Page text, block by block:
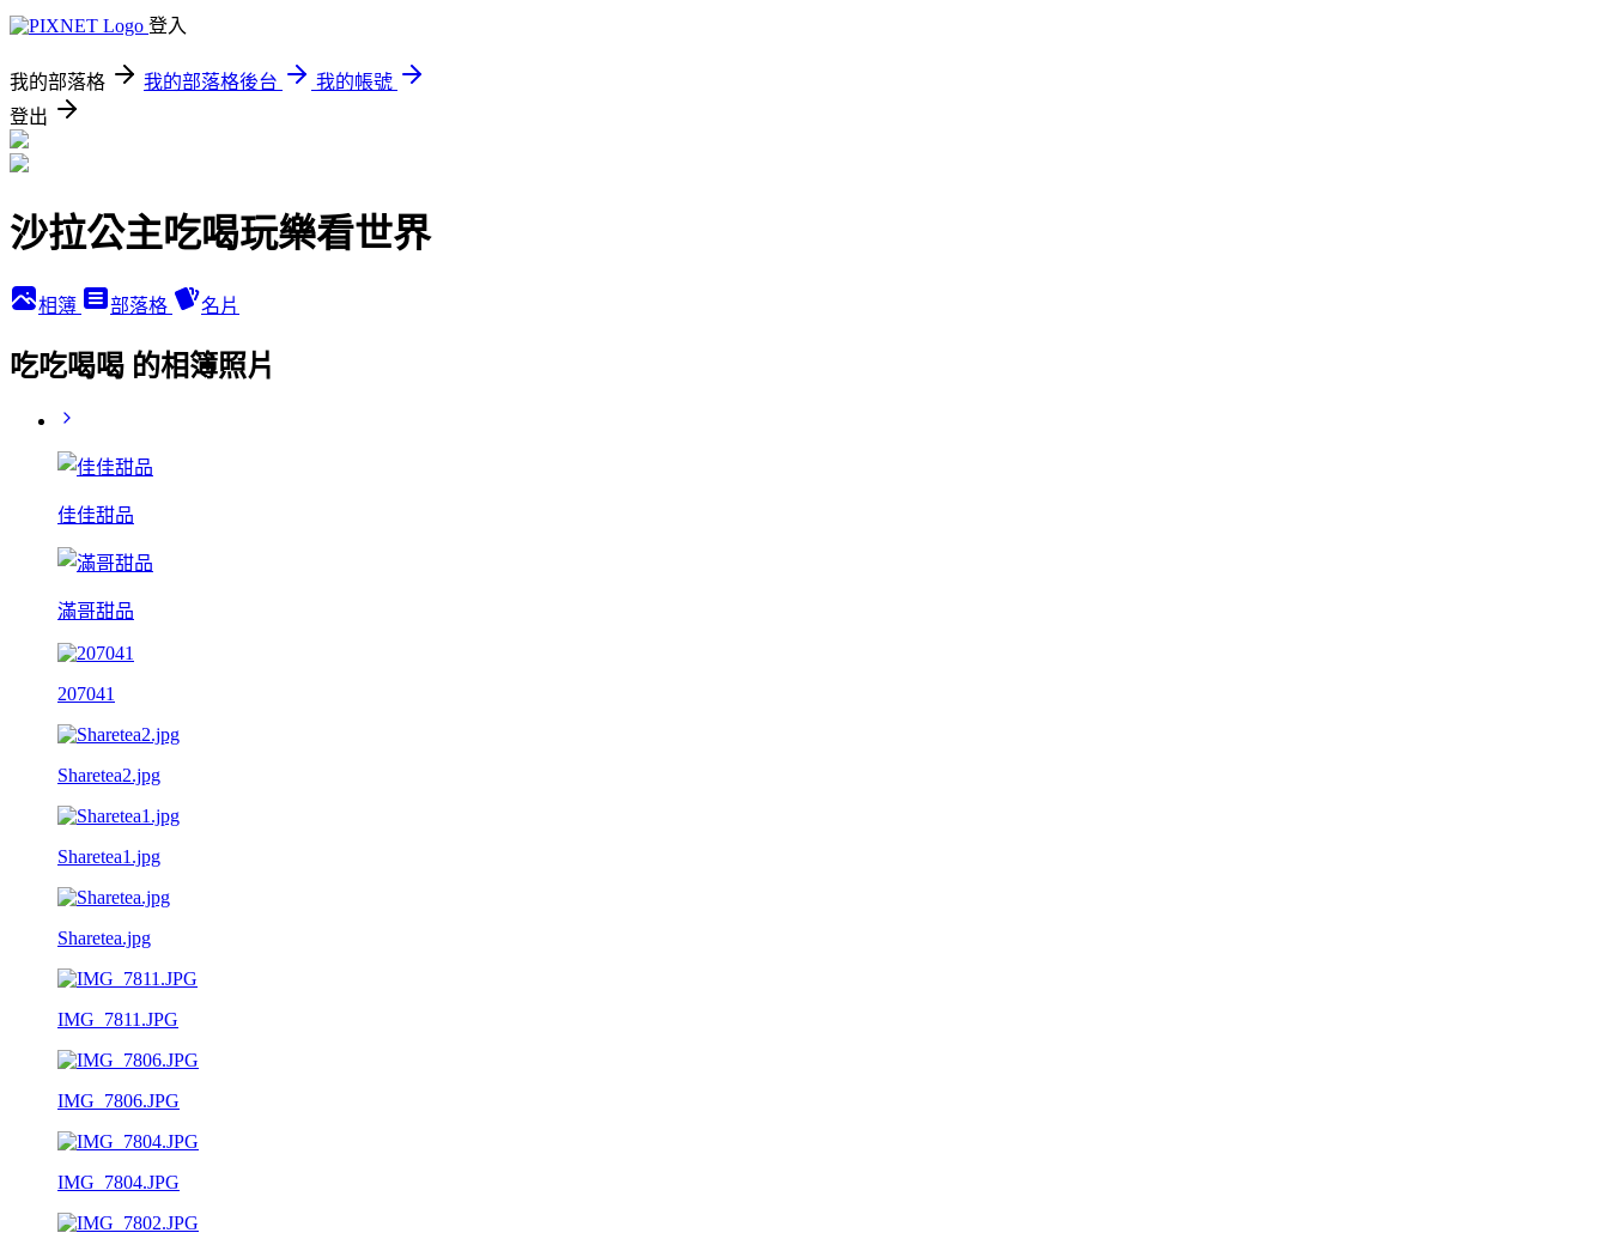
登入
我的部落格 我的部落格後台
我的帳號
登出
沙拉公主吃喝玩樂看世界
相簿 部落格 名片
吃吃喝喝 的相簿照片
佳佳甜品
滿哥甜品
207041
Sharetea2.jpg
Sharetea1.jpg
Sharetea.jpg
IMG_7811.JPG
IMG_7806.JPG
IMG_7804.JPG